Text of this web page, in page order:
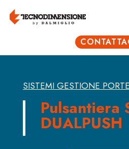
SISTEMI GESTIONE PORTE
Pulsantiera
DUALPUSH